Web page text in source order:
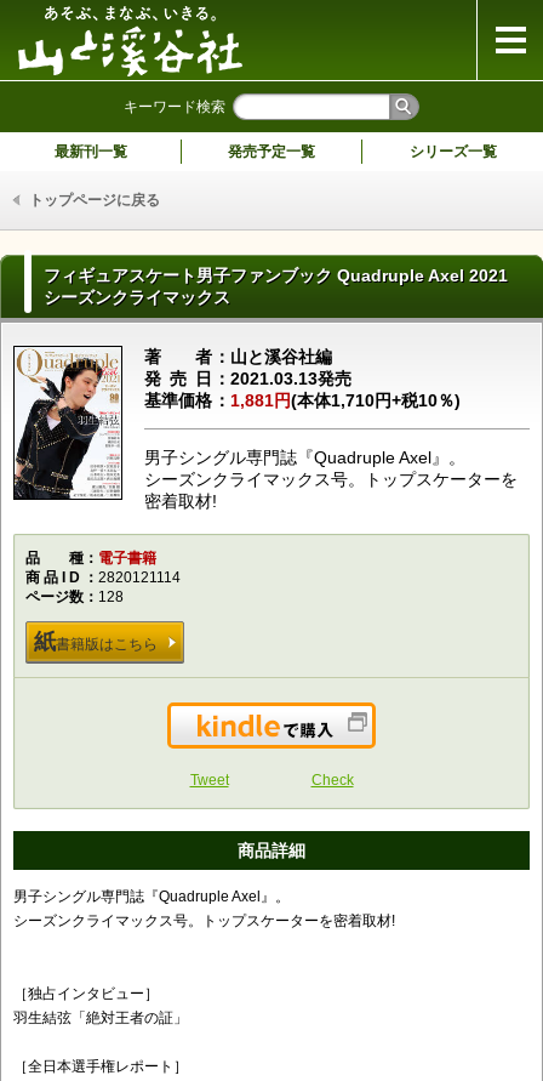
キーワード検索
最新刊一覧 発売予定一覧 シリーズ一覧
トップページに戻る
フィギュアスケート男子ファンブック Quadruple Axel 2021
シーズンクライマックス
著者山と溪谷社編
発売日 2021.03.13発売
基準価格
1,881円(本体1,710円+税10％)
男子シングル専門誌『Quadruple Axel』。
シーズンクライマックス号。トップスケーターを
密着取材!
品種電子書籍
商品ID
2820121114
ページ数
128
紙書籍版はこちら
Kindleで購入
Tweet Check
商品詳細
男子シングル専門誌『Quadruple Axel』。
シーズンクライマックス号。トップスケーターを密着取材!
［独占インタビュー］
羽生結弦「絶対王者の証」
［全日本選手権レポート］